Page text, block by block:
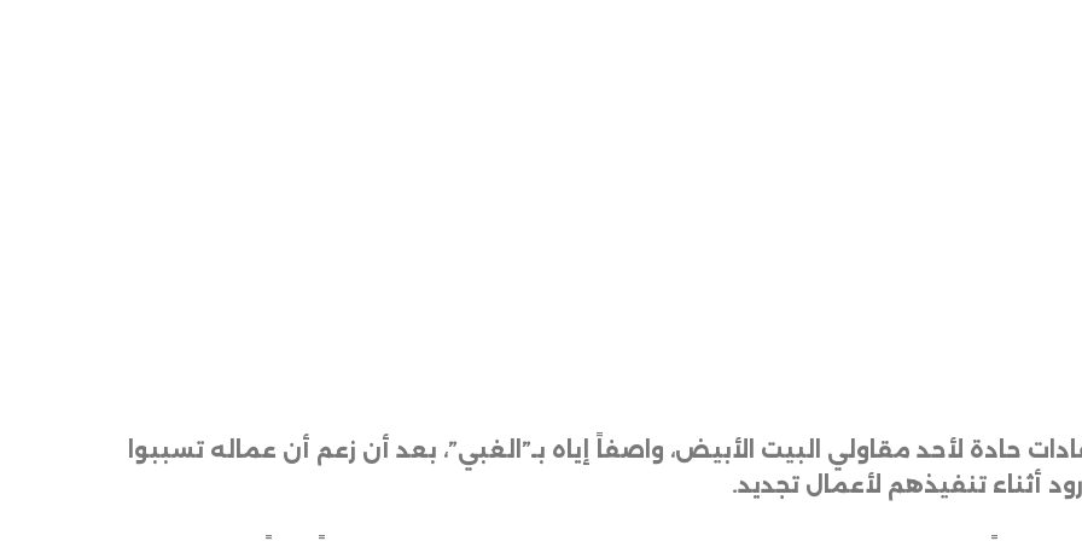
حادة لأحد مقاولي البيت الأبيض، واصفاً إياه بـ”الغبي”، بعد أن زعم أن عماله تسببوا
أثناء تنفيذهم لأعمال تجديد.